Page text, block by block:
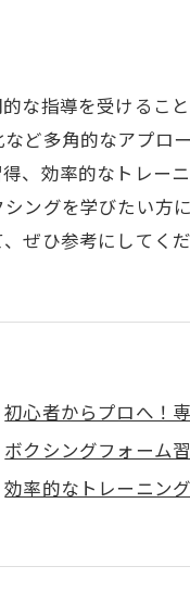
な指導を受けるこ
ど多角的なアプロ
、効率的なトレー
ングを学びたい
ぜひ参考にしてくだ
初心者からプロへ！
ボクシングフォーム
効率的なトレーニン
コーチとの信頼関係
プロを目指す最後の